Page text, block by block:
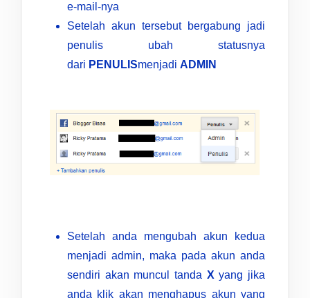
e-mail-nya
Setelah akun tersebut bergabung jadi
penulis ubah statusnya
dari PENULISmenjadi ADMIN
Setelah anda mengubah akun kedua
menjadi admin, maka pada akun anda
sendiri akan muncul tanda X yang jika
anda klik akan menghapus akun yang